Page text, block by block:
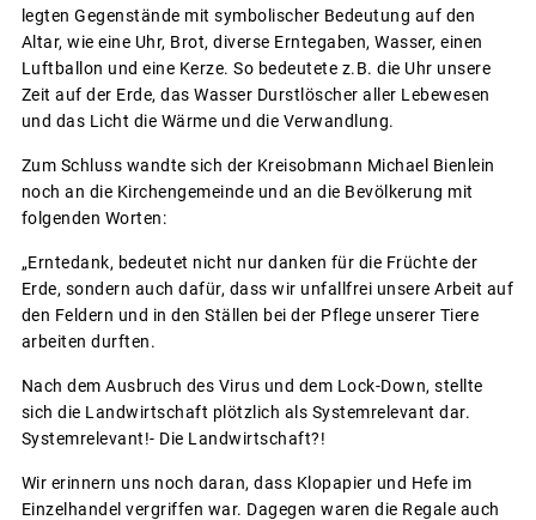
legten Gegenstände mit symbolischer Bedeutung auf den
Altar, wie eine Uhr, Brot, diverse Erntegaben, Wasser, einen
Luftballon und eine Kerze. So bedeutete z.B. die Uhr unsere
Zeit auf der Erde, das Wasser Durstlöscher aller Lebewesen
und das Licht die Wärme und die Verwandlung.
Zum Schluss wandte sich der Kreisobmann Michael Bienlein
noch an die Kirchengemeinde und an die Bevölkerung mit
folgenden Worten:
„Erntedank, bedeutet nicht nur danken für die Früchte der
Erde, sondern auch dafür, dass wir unfallfrei unsere Arbeit auf
den Feldern und in den Ställen bei der Pflege unserer Tiere
arbeiten durften.
Nach dem Ausbruch des Virus und dem Lock-Down, stellte
sich die Landwirtschaft plötzlich als Systemrelevant dar.
Systemrelevant!- Die Landwirtschaft?!
Wir erinnern uns noch daran, dass Klopapier und Hefe im
Einzelhandel vergriffen war. Dagegen waren die Regale auch